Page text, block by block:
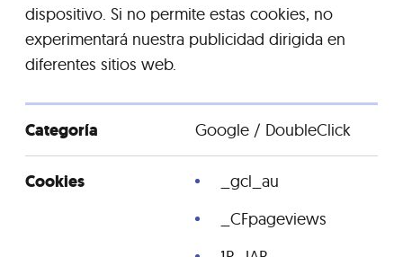
dispositivo. Si no permite estas cookies, no
experimentará nuestra publicidad dirigida en
diferentes sitios web.
Google / DoubleClick
_gcl_au
_CFpageviews